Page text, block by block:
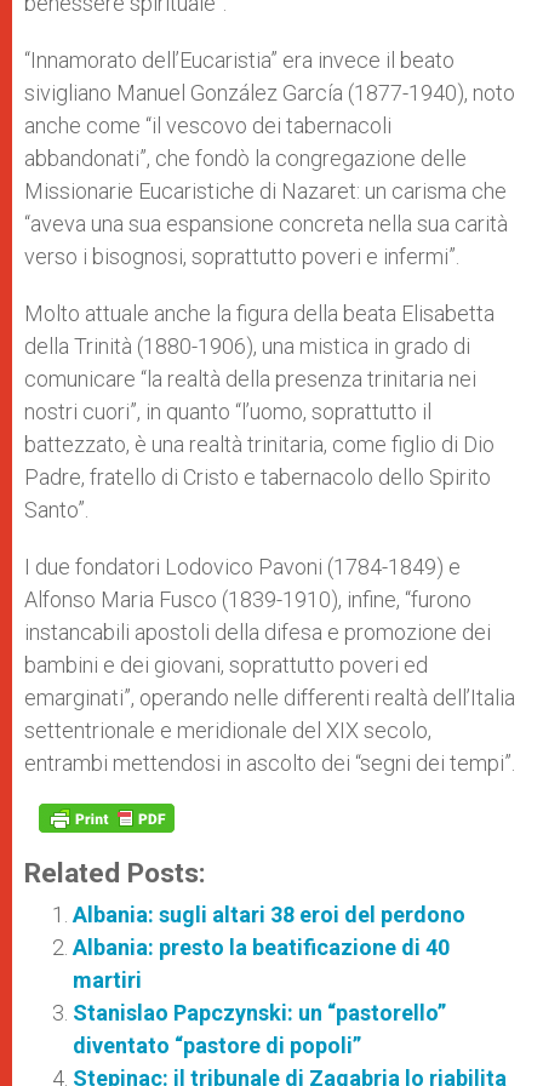
“Innamorato dell’Eucaristia” era invece il beato
sivigliano Manuel González García (1877-1940), noto
anche come “il vescovo dei tabernacoli
abbandonati”, che fondò la congregazione delle
Missionarie Eucaristiche di Nazaret: un carisma che
“aveva una sua espansione concreta nella sua carità
verso i bisognosi, soprattutto poveri e infermi”.
Molto attuale anche la figura della beata Elisabetta
della Trinità (1880-1906), una mistica in grado di
comunicare “la realtà della presenza trinitaria nei
nostri cuori”, in quanto “l’uomo, soprattutto il
battezzato, è una realtà trinitaria, come figlio di Dio
Padre, fratello di Cristo e tabernacolo dello Spirito
Santo”.
I due fondatori Lodovico Pavoni (1784-1849) e
Alfonso Maria Fusco (1839-1910), infine, “furono
instancabili apostoli della difesa e promozione dei
bambini e dei giovani, soprattutto poveri ed
emarginati”, operando nelle differenti realtà dell’Italia
settentrionale e meridionale del XIX secolo,
entrambi mettendosi in ascolto dei “segni dei tempi”.
Related Posts:
Albania: sugli altari 38 eroi del perdono
Albania: presto la beatificazione di 40
martiri
Stanislao Papczynski: un “pastorello”
diventato “pastore di popoli”
Stepinac: il tribunale di Zagabria lo riabilita